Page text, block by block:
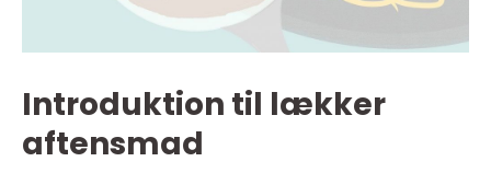
Introduktion til lækker
aftensmad